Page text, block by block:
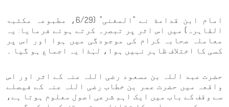
امام ابن قدامة نے "المغنی" (6/29، مطبوعہ مکتبۃ
القاہرہ) میں اس اثر پر تبصرہ کرتے ہوئے فرمایا: یہ
معاملہ صحابہ کرام کی موجودگی میں ہوا اور اس پر
کسی کا اختلاف ظاہر نہیں ہوا، لہٰذا یہ اجماع ہو گیا ۔
حضرت عبد اللہ بن مسعود رضی اللہ عنہ کے اثر اور اس
واقعہ میں حضرت عمر بن خطاب رضی اللہ عنہ کے فیصلے
سے وقف کے باب میں ایک اہم شرعی اصول معلوم ہوتا ہے،